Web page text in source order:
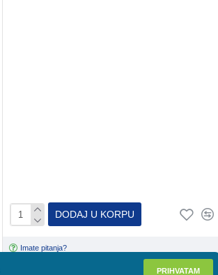
DODAJ U KORPU
Imate pitanja?
PRIHVATAM